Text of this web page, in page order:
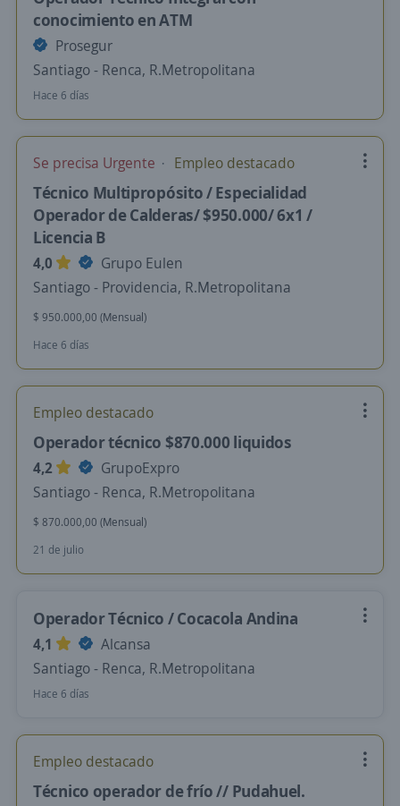
conocimiento en ATM
Prosegur
Santiago - Renca, R.Metropolitana
Hace 6 días
Se precisa Urgente Empleo destacado
Técnico Multipropósito / Especialidad
Operador de Calderas/ $950.000/ 6x1 /
Licencia B
4,0
Grupo Eulen
Santiago - Providencia, R.Metropolitana
$ 950.000,00 (Mensual)
Hace 6 días
Empleo destacado
Operador técnico $870.000 liquidos
4,2
GrupoExpro
Santiago - Renca, R.Metropolitana
$ 870.000,00 (Mensual)
21 de julio
Operador Técnico / Cocacola Andina
4,1
Alcansa
Santiago - Renca, R.Metropolitana
Hace 6 días
Empleo destacado
Técnico operador de frío // Pudahuel.